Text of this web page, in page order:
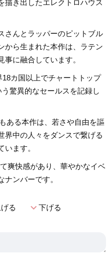
描き出したエレクトロハウス
さんとラッパーのピットブル
から生まれた本作は、ラテン
に融合しています。
カ国以上でチャートトップ
驚異的なセールスを記録し
ある本作は、若さや自由を謳
界中の人々をダンスで繋げる
ます。
爽快感があり、華やかなイベ
ンバーです。
る expand_more下げる